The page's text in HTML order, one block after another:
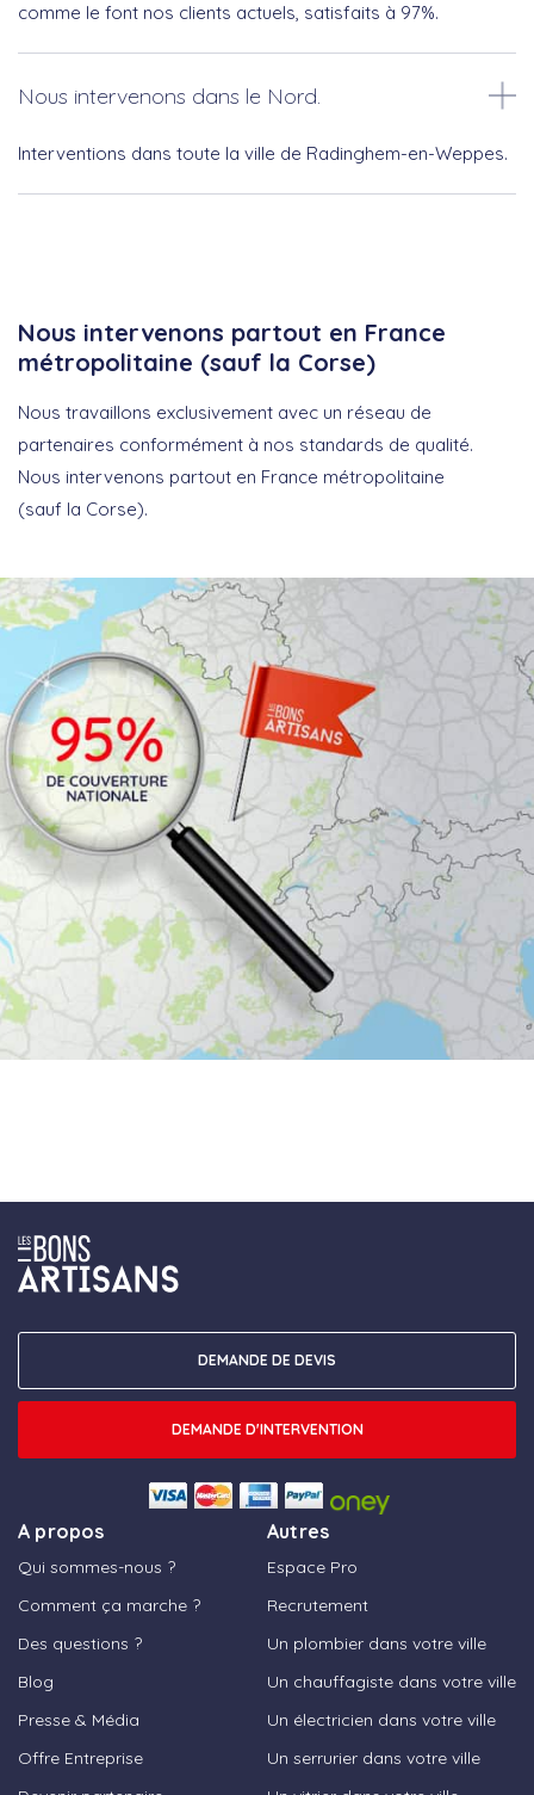
comme le font nos clients actuels, satisfaits à 97%.
Nous intervenons dans le Nord.
Interventions dans toute la ville de Radinghem-en-Weppes.
Nous intervenons partout en France
métropolitaine (sauf la Corse)
Nous travaillons exclusivement avec un réseau de
partenaires conformément à nos standards de qualité.
Nous intervenons partout en France métropolitaine
(sauf la Corse).
A propos
Qui sommes-nous ?
Comment ça marche ?
Des questions ?
Blog
Presse & Média
Offre Entreprise
Autres
Espace Pro
Recrutement
Un plombier dans votre ville
Un chauffagiste dans votre ville
Un électricien dans votre ville
Un serrurier dans votre ville
DEMANDE DE DEVIS
DEMANDE D'INTERVENTION